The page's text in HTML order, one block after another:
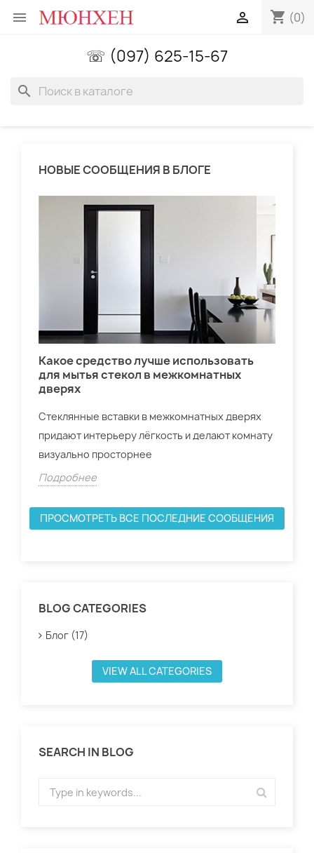
 shopping_cart (0)

☏ (097) 625-15-67
search
НОВЫЕ СООБЩЕНИЯ В БЛОГЕ
Какое средство лучше использовать
для мытья стекол в межкомнатных
дверях
Стеклянные вставки в межкомнатных дверях
придают интерьеру лёгкость и делают комнату
визуально просторнее
Подробнее
ПРОСМОТРЕТЬ ВСЕ ПОСЛЕДНИЕ СООБЩЕНИЯ
BLOG CATEGORIES
Блог (17)
VIEW ALL CATEGORIES
SEARCH IN BLOG